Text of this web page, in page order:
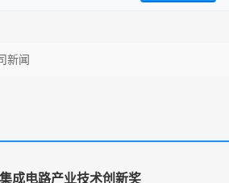
新闻
成电路产业技术创新奖